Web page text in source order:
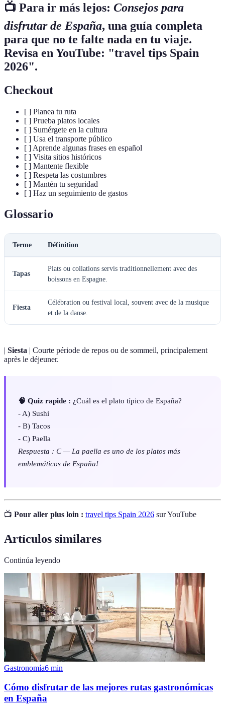
📺 Para ir más lejos: Consejos para
disfrutar de España, una guía completa
para que no te falte nada en tu viaje.
Revisa en YouTube: "travel tips Spain
2026".
Checkout
[ ] Planea tu ruta
[ ] Prueba platos locales
[ ] Sumérgete en la cultura
[ ] Usa el transporte público
[ ] Aprende algunas frases en español
[ ] Visita sitios históricos
[ ] Mantente flexible
[ ] Respeta las costumbres
[ ] Mantén tu seguridad
[ ] Haz un seguimiento de gastos
Glossario
Terme Définition
Tapas
Plats ou collations servis traditionnellement avec des
boissons en Espagne.
Fiesta
Célébration ou festival local, souvent avec de la musique
et de la danse.
| Siesta | Courte période de repos ou de sommeil, principalement
après le déjeuner.
🧠 Quiz rapide : ¿Cuál es el plato típico de España?
- A) Sushi
- B) Tacos
- C) Paella
Respuesta : C — La paella es uno de los platos más
emblemáticos de España!
📺 Pour aller plus loin : travel tips Spain 2026 sur YouTube
Artículos similares
Continúa leyendo
Gastronomía6 min
Cómo disfrutar de las mejores rutas gastronómicas
en España